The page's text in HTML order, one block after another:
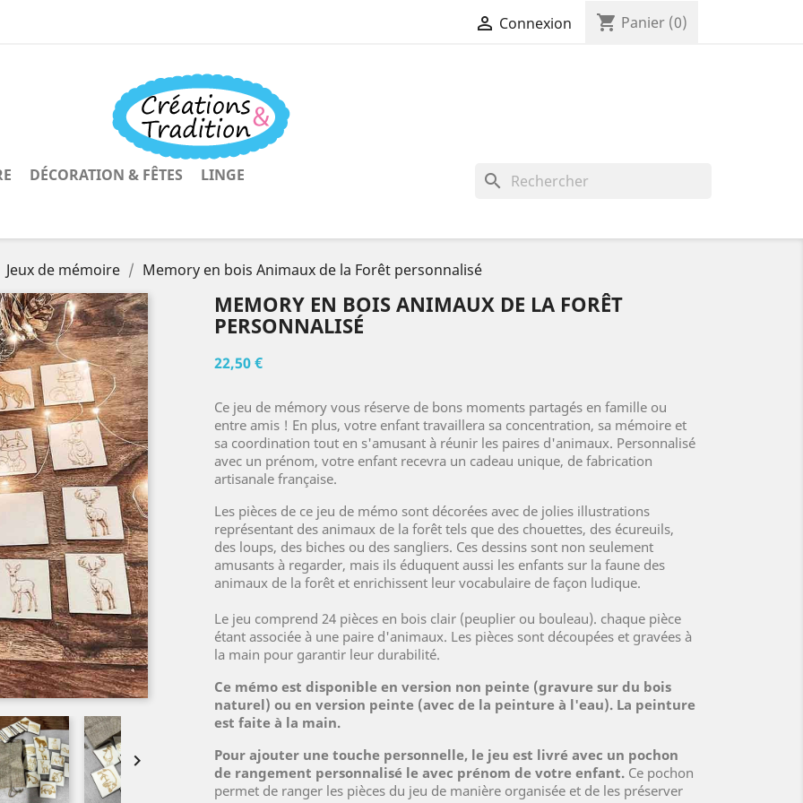
 Connexion shopping_cart Panier (0)
DÉCORATION & FÊTES LINGE search
Jeux de mémoire Memory en bois Animaux de la Forêt personnalisé

MEMORY EN BOIS ANIMAUX DE LA FORÊT
PERSONNALISÉ
22,50 €
Ce jeu de mémory vous réserve de bons moments partagés en famille ou
entre amis ! En plus, votre enfant travaillera sa concentration, sa mémoire et
sa coordination tout en s'amusant à réunir les paires d'animaux. Personnalisé
avec un prénom, votre enfant recevra un cadeau unique, de fabrication
artisanale française.
Les pièces de ce jeu de mémo sont décorées avec de jolies illustrations
représentant des animaux de la forêt tels que des chouettes, des écureuils,
des loups, des biches ou des sangliers. Ces dessins sont non seulement
amusants à regarder, mais ils éduquent aussi les enfants sur la faune des
animaux de la forêt et enrichissent leur vocabulaire de façon ludique.
Le jeu comprend 24 pièces en bois clair (peuplier ou bouleau). chaque pièce
étant associée à une paire d'animaux. Les pièces sont découpées et gravées à
la main pour garantir leur durabilité.
Ce mémo est disponible en version non peinte (gravure sur du bois
naturel) ou en version peinte (avec de la peinture à l'eau). La peinture
est faite à la main.
Pour ajouter une touche personnelle, le jeu est livré avec un pochon
de rangement personnalisé le avec prénom de votre enfant. Ce pochon
permet de ranger les pièces du jeu de manière organisée et de les préserver